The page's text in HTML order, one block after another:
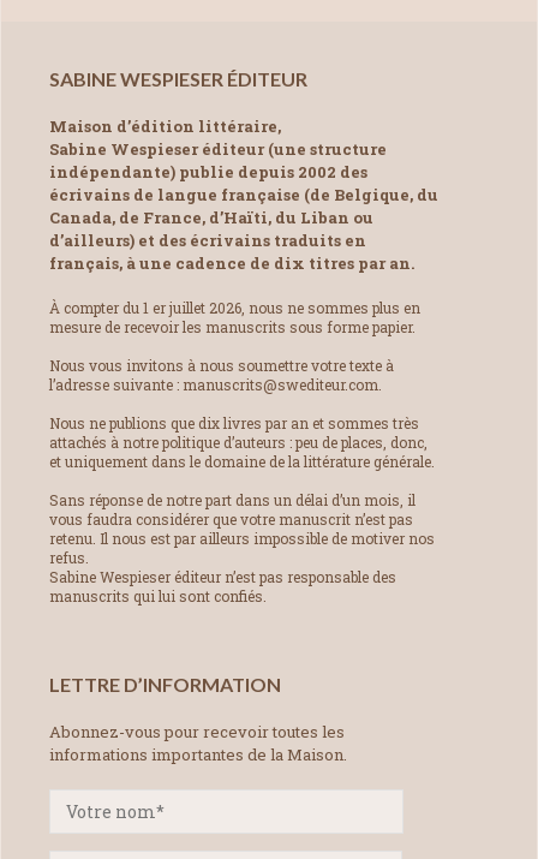
SABINE WESPIESER ÉDITEUR
Maison d’édition littéraire,
Sabine Wespieser éditeur (une structure
indépendante) publie depuis 2002 des
écrivains de langue française (de Belgique, du
Canada, de France, d’Haïti, du Liban ou
d’ailleurs) et des écrivains traduits en
français, à une cadence de dix titres par an.
À compter du 1 er juillet 2026, nous ne sommes plus en
mesure de recevoir les manuscrits sous forme papier.
Nous vous invitons à nous soumettre votre texte à
l’adresse suivante : manuscrits@swediteur.com.
Nous ne publions que dix livres par an et sommes très
attachés à notre politique d’auteurs : peu de places, donc,
et uniquement dans le domaine de la littérature générale.
Sans réponse de notre part dans un délai d’un mois, il
vous faudra considérer que votre manuscrit n’est pas
retenu. Il nous est par ailleurs impossible de motiver nos
refus.
Sabine Wespieser éditeur n’est pas responsable des
manuscrits qui lui sont confiés.
LETTRE D’INFORMATION
Abonnez-vous pour recevoir toutes les
informations importantes de la Maison.